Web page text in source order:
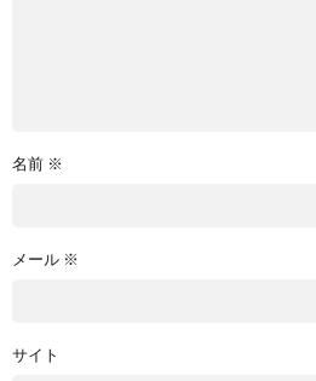
名前 ※
メール ※
サイト